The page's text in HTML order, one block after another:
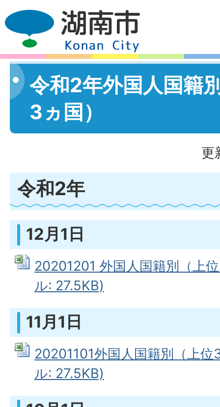
令和2年外国人国籍
3ヵ国）
更
令和2年
12月1日
20201201 外国人国籍別（上
ル: 27.5KB)
11月1日
20201101外国人国籍別（上
ル: 27.5KB)